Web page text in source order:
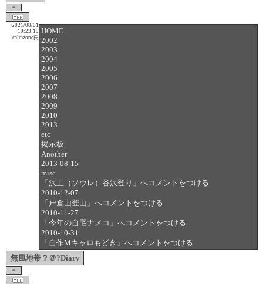
HOME
2002
2003
2004
2005
2006
2007
2008
2009
2010
2013
etc
掲示板
Another
2013-08-15
misc
「沢上（ソウレ）谷沢登り」へコメントをつける
2010-12-07
「戸倉山登山」へコメントをつける
2010-11-27
「今年の自宅ナメコ」へコメントをつける
2010-10-31
「自作Mキャロもどき」へコメントをつける
2021/08/01
19:23:19
無風地帯？＠?Diary
calmzone氏